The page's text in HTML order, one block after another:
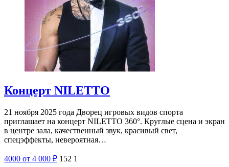
Концерт NILETTO
21 ноября 2025 года Дворец игровых видов спорта
приглашает на концерт NILETTO 360°. Круглые сцена и экран
в центре зала, качественный звук, красивый свет,
спецэффекты, невероятная…
4000 от 4 000 ₽ 152 1